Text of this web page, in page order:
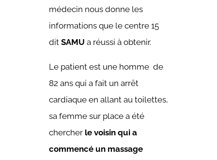
médecin nous donne les
informations que le centre 15
dit SAMU a réussi à obtenir.
Le patient est une homme de
82 ans qui a fait un arrêt
cardiaque en allant au toilettes,
sa femme sur place a été
chercher le voisin qui a
commencé un massage